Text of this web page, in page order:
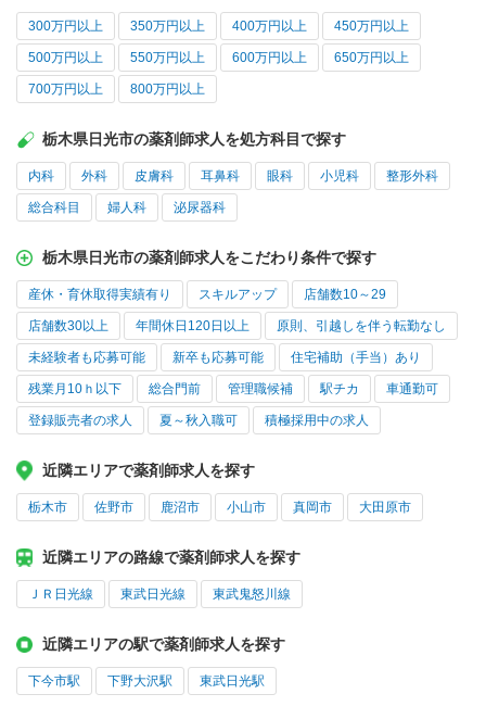
300万円以上 350万円以上 400万円以上 450万円以上
500万円以上 550万円以上 600万円以上 650万円以上
700万円以上 800万円以上
栃木県日光市の薬剤師求人を処方科目で探す
内科 外科 皮膚科 耳鼻科 眼科 小児科 整形外科
総合科目 婦人科 泌尿器科
栃木県日光市の薬剤師求人をこだわり条件で探す
産休・育休取得実績有り スキルアップ 店舗数10～29
店舗数30以上 年間休日120日以上 原則、引越しを伴う転勤なし
未経験者も応募可能 新卒も応募可能 住宅補助（手当）あり
残業月10ｈ以下 総合門前 管理職候補 駅チカ 車通勤可
登録販売者の求人 夏～秋入職可 積極採用中の求人
近隣エリアで薬剤師求人を探す
栃木市 佐野市 鹿沼市 小山市 真岡市 大田原市
近隣エリアの路線で薬剤師求人を探す
ＪＲ日光線 東武日光線 東武鬼怒川線
近隣エリアの駅で薬剤師求人を探す
下今市駅 下野大沢駅 東武日光駅